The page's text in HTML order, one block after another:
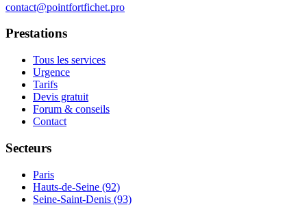
contact@pointfortfichet.pro
Prestations
Tous les services
Urgence
Tarifs
Devis gratuit
Forum & conseils
Contact
Secteurs
Paris
Hauts-de-Seine (92)
Seine-Saint-Denis (93)